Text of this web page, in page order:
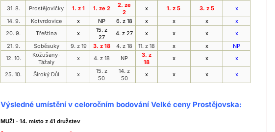
31. 8. Prostějovičky 1. z 1 1. ze 2
2. ze
2
x 1. z 5 3. z 5
x
14. 9.
Kotvrdovice x NP 6. z 18 x x x
x
20. 9.
Třeština x
15. z
27
4. z 27 x x x
x
21. 9.
Soběsuky 9. z 19 3. z 18 4. z 18 11. z 18 x x
NP
12. 10.
Kožušany-
Tážaly
x 4. z 18 NP
3. z
18
x x x
25. 10. Široký Důl x
15. z
50
14. z
50
x x x x
Výsledné umístění v celoročním bodování Velké ceny Prostějovska:
MUŽI - 14. místo z 41 družstev